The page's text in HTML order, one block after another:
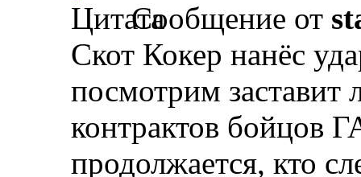
Сообщение от
Скот Кокер нанёс
посмотрим заставит
контрактов бойцов
продолжается, кто